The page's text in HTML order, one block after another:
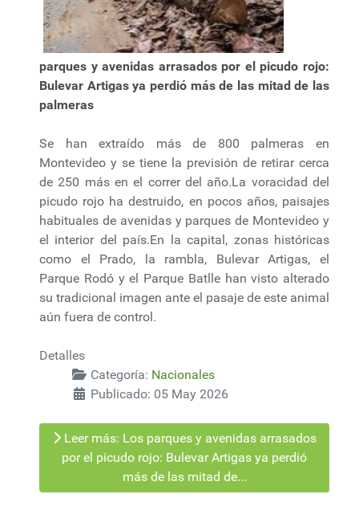
parques y avenidas arrasados por el picudo rojo:
Bulevar Artigas ya perdió más de las mitad de las
palmeras
Se han extraído más de 800 palmeras en
Montevideo y se tiene la previsión de retirar cerca
de 250 más en el correr del año.La voracidad del
picudo rojo ha destruido, en pocos años, paisajes
habituales de avenidas y parques de Montevideo y
el interior del país.En la capital, zonas históricas
como el Prado, la rambla, Bulevar Artigas, el
Parque Rodó y el Parque Batlle han visto alterado
su tradicional imagen ante el pasaje de este animal
aún fuera de control.
Detalles
Categoría: Nacionales
Publicado: 05 May 2026
Leer más: Los parques y avenidas arrasados
por el picudo rojo: Bulevar Artigas ya perdió
más de las mitad de...